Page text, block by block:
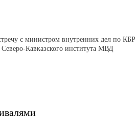
с министром внутренних дел по КБР
Кавказского института МВД